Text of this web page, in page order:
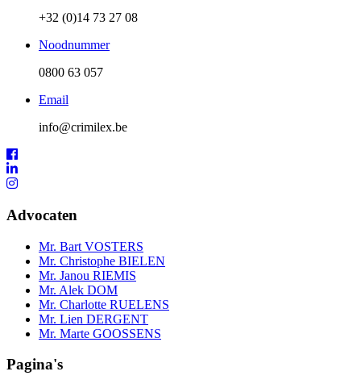
+32 (0)14 73 27 08
Noodnummer
0800 63 057
Email
info@crimilex.be
Advocaten
Mr. Bart VOSTERS
Mr. Christophe BIELEN
Mr. Janou RIEMIS
Mr. Alek DOM
Mr. Charlotte RUELENS
Mr. Lien DERGENT
Mr. Marte GOOSSENS
Pagina's